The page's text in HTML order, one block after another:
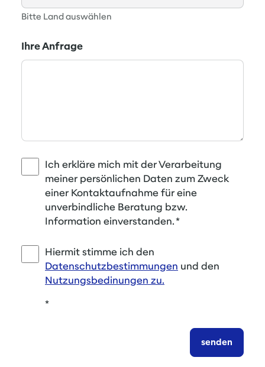
Bitte Land auswählen
Ihre Anfrage
Ich erkläre mich mit der Verarbeitung
meiner persönlichen Daten zum Zweck
einer Kontaktaufnahme für eine
unverbindliche Beratung bzw.
Information einverstanden.*
Hiermit stimme ich den
Datenschutzbestimmungen und den
Nutzungsbedinungen zu.
*
senden